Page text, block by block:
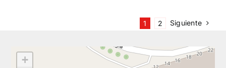
1 2 Siguiente
+